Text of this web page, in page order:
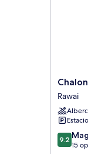
Chalong
Marina
Bay
View
Phuket
Rawai
Rawai
9.2
de
9.2
15